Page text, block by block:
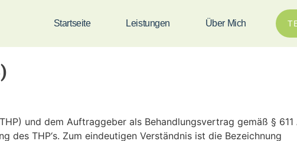
Startseite Leistungen Über Mich
und dem Auftraggeber als Behandlungsvertrag gemäß § 611
des THP‘s. Zum eindeutigen Verständnis ist die Bezeichnung